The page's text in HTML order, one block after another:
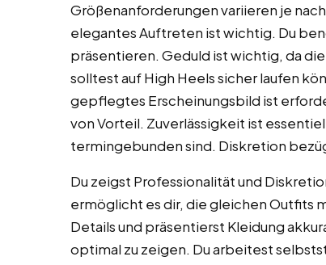
Größenanforderungen variieren je
elegantes Auftreten ist wichtig. Du
präsentieren. Geduld ist wichtig, da
solltest auf High Heels sicher laufen
gepflegtes Erscheinungsbild ist
von Vorteil. Zuverlässigkeit ist
termingebunden sind. Diskretion
Du zeigst Professionalität und
ermöglicht es dir, die gleichen Outfits
Details und präsentierst Kleidung
optimal zu zeigen. Du arbeitest